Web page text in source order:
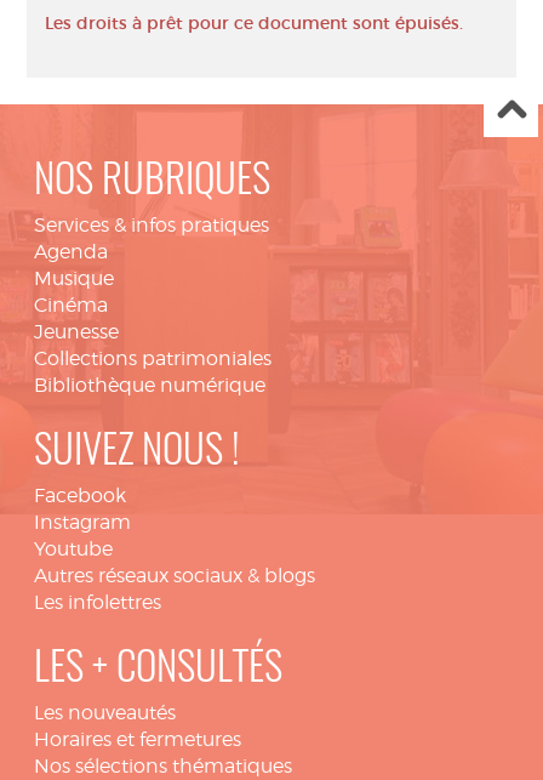
Les droits à prêt pour ce document sont épuisés.
NOS RUBRIQUES
Services & infos pratiques
Agenda
Musique
Cinéma
Jeunesse
Collections patrimoniales
Bibliothèque numérique
SUIVEZ NOUS !
Facebook
Instagram
Youtube
Autres réseaux sociaux & blogs
Les infolettres
LES + CONSULTÉS
Les nouveautés
Horaires et fermetures
Nos sélections thématiques